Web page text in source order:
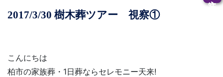
2017/3/30 樹木葬ツアー 視察①
こんにちは
柏市の家族葬・1日葬ならセレモニー天来!